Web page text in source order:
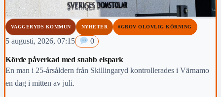
VAGGERYDS KOMMUN NYHETER #GROV OLOVLIG KÖRNING
5 augusti, 2026, 07:15 0
Körde påverkad med snabb elspark
En man i 25-årsåldern från Skillingaryd kontrollerades i Värnamo
en dag i mitten av juli.